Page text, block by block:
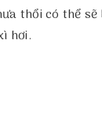
thổi có thể
hơi.